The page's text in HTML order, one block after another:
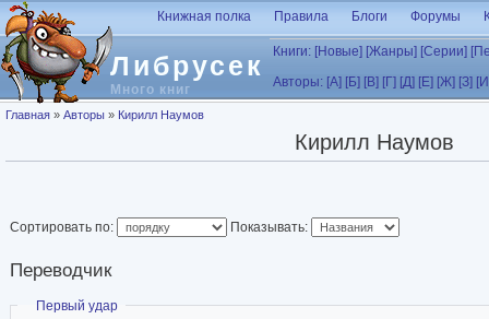
Перейти к основному содержанию
Либрусек
Много книг
Книжная полка Правила Блоги Форумы
Книги: [Новые] [Жанры] [Серии]
Авторы: [А] [Б] [В] [Г] [Д] [Е] [Ж] [З]
Вы здесь
Главная » Авторы » Кирилл Наумов
Кирилл Наумов
Сортировать по: Показывать:
Переводчик
Скрыть
Первый удар